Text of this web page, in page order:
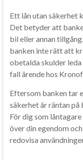
Ett lån utan säkerhet
Det betyder att
bil eller annan
banken inte rätt att
obetalda skulder
fall ärende hos
Eftersom banken tar
säkerhet är räntan på
För dig som
över din egendom
redovisa